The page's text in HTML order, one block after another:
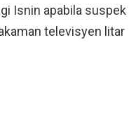
Isnin apabila suspek
televisyen litar